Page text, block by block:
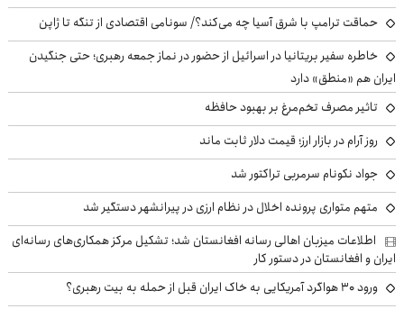
حماقت ترامپ با شرق آسیا چه می‌کند؟/ سونامی اقتصادی از تنگه تا ژاپن
خاطره سفیر بریتانیا در اسرائیل از حضور در نماز جمعه رهبری؛ حتی جنگیدن
ایران هم «منطق» دارد
تاثیر مصرف تخم‌مرغ بر بهبود حافظه
روز آرام در بازار ارز؛ قیمت دلار ثابت ماند
جواد نکونام سرمربی تراکتور شد
متهم متواری پرونده اخلال در نظام ارزی در پیرانشهر دستگیر شد
اطلاعات میزبان اهالی رسانه افغانستان شد؛ تشکیل مرکز همکاری‌های رسانه‌ای
ایران و افغانستان در دستور کار
ورود ۳۰ هواگرد آمریکایی به خاک ایران قبل از حمله به بیت رهبری؟